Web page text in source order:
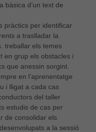
bàsica d’un text de
pràctics per identificar
a traslladar la
treballar els temes
en grup els obstacles i
que anessin sorgint.
en l’aprenentatge
i lligat a cada cas
del taller
estudis de cas per
de consolidar els
a la sessió